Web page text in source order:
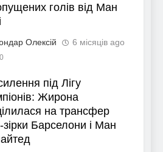
голів від Ман
Олексій 6 місяців ago
0
під Лігу
Жирона
на трансфер
зірки Барселони і Ман